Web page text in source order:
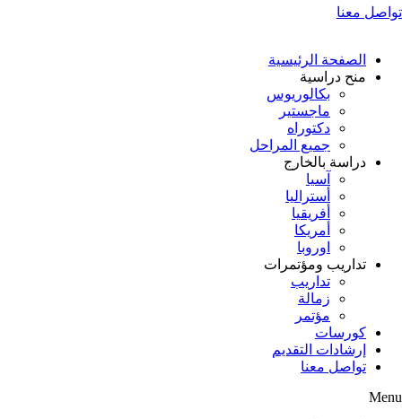
تواصل معنا
الصفحة الرئيسية
منح دراسية
بكالوريوس
ماجستير
دكتوراه
جميع المراحل
دراسة بالخارج
آسيا
أستراليا
أفريقيا
أمريكا
اوروبا
تداريب ومؤتمرات
تداريب
زمالة
مؤتمر
كورسات
إرشادات التقديم
تواصل معنا
Menu